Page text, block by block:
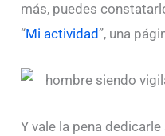
más, puedes
“Mi actividad”, una
Y vale la pena